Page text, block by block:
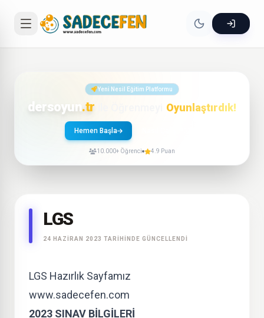
Yeni Nesil Eğitim Platformu
dersoyun .tr Oyunlaştırdık!
Hemen Başla
10.000+ Öğrenci 4.9 Puan
LGS
24 HAZIRAN 2023 TARIHINDE GÜNCELLENDI
LGS Hazırlık Sayfamız
www.sadecefen.com
2023 SINAV BİLGİLERİ